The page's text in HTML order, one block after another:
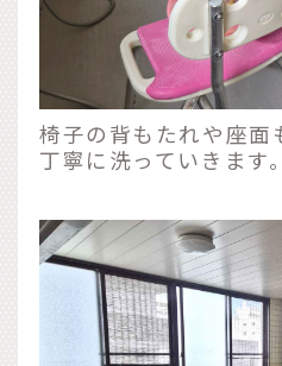
椅子の背もたれや座面
丁寧に洗っていきます。